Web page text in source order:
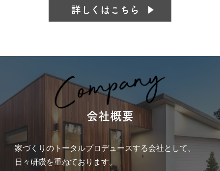
詳しくはこちら
会社概要
家づくりのトータルプロデュースする会社として、
日々研鑽を重ねております。